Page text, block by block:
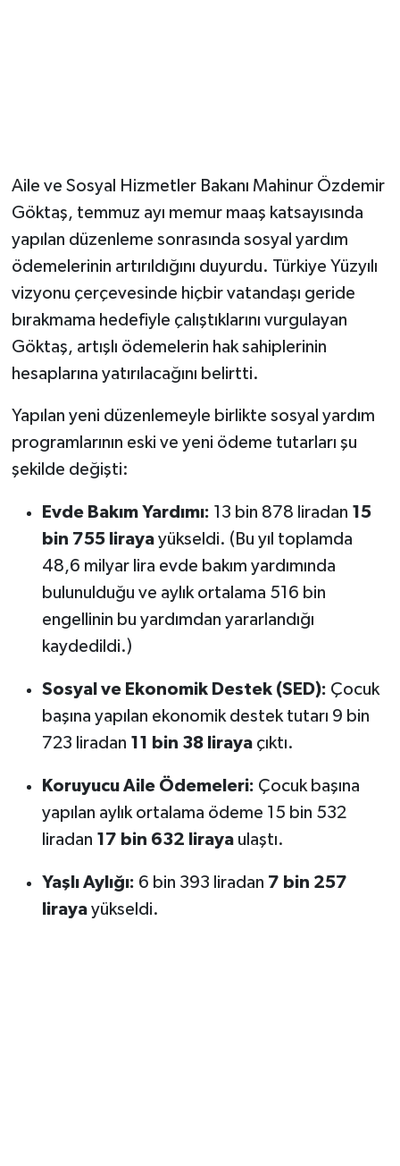
Aile ve Sosyal Hizmetler Bakanı Mahinur Özdemir
Göktaş, temmuz ayı memur maaş katsayısında
yapılan düzenleme sonrasında sosyal yardım
ödemelerinin artırıldığını duyurdu. Türkiye Yüzyılı
vizyonu çerçevesinde hiçbir vatandaşı geride
bırakmama hedefiyle çalıştıklarını vurgulayan
Göktaş, artışlı ödemelerin hak sahiplerinin
hesaplarına yatırılacağını belirtti.
Yapılan yeni düzenlemeyle birlikte sosyal yardım
programlarının eski ve yeni ödeme tutarları şu
şekilde değişti:
Evde Bakım Yardımı: 13 bin 878 liradan 15
bin 755 lirayayükseldi. (Bu yıl toplamda
48,6 milyar lira evde bakım yardımında
bulunulduğu ve aylık ortalama 516 bin
engellinin bu yardımdan yararlandığı
kaydedildi.)
Sosyal ve Ekonomik Destek (SED): Çocuk
başına yapılan ekonomik destek tutarı 9 bin
723 liradan 11 bin 38 lirayaçıktı.
Koruyucu Aile Ödemeleri: Çocuk başına
yapılan aylık ortalama ödeme 15 bin 532
liradan 17 bin 632 lirayaulaştı.
Yaşlı Aylığı: 6 bin 393 liradan 7 bin 257
lirayayükseldi.